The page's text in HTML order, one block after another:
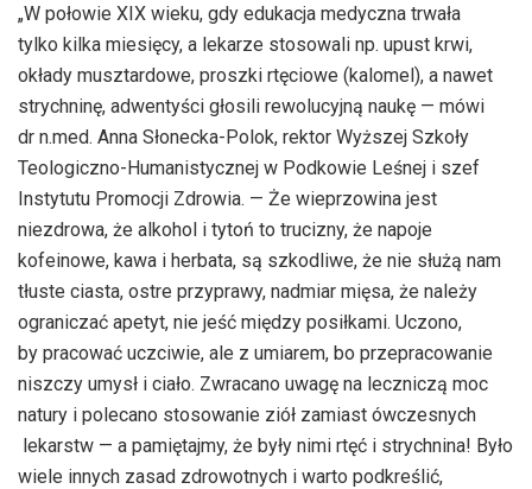
„W połowie XIX wieku, gdy edukacja medyczna trwała
tylko kilka miesięcy, a lekarze stosowali np. upust krwi,
okłady musztardowe, proszki rtęciowe (kalomel), a nawet
strychninę, adwentyści głosili rewolucyjną naukę — mówi
dr n.med. Anna Słonecka-Polok, rektor Wyższej Szkoły
Teologiczno-Humanistycznej w Podkowie Leśnej i szef
Instytutu Promocji Zdrowia. — Że wieprzowina jest
niezdrowa, że alkohol i tytoń to trucizny, że napoje
kofeinowe, kawa i herbata, są szkodliwe, że nie służą nam
tłuste ciasta, ostre przyprawy, nadmiar mięsa, że należy
ograniczać apetyt, nie jeść między posiłkami. Uczono,
by pracować uczciwie, ale z umiarem, bo przepracowanie
niszczy umysł i ciało. Zwracano uwagę na leczniczą moc
natury i polecano stosowanie ziół zamiast ówczesnych
lekarstw — a pamiętajmy, że były nimi rtęć i strychnina! Było
wiele innych zasad zdrowotnych i warto podkreślić,